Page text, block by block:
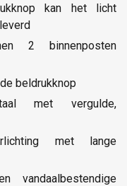
kan het licht
2 binnenposten
beldrukknop
met vergulde,
met lange
vandaalbestendige